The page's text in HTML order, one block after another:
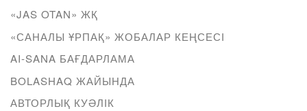
«JAS OTAN» ЖҚ
«САНАЛЫ ҰРПАҚ» ЖОБАЛАР КЕҢСЕСІ
AI-SANA БАҒДАРЛАМА
BOLASHAQ ЖАЙЫНДА
АВТОРЛЫҚ КУӘЛІК